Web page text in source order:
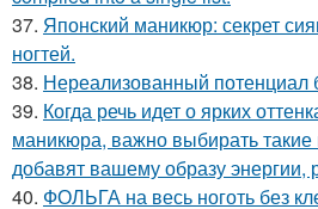
37. Японский маникюр: секрет
ногтей.
38. Нереализованный потенциал
39. Когда речь идет о ярких
маникюра, важно выбирать такие
добавят вашему образу энергии,
40. ФОЛЬГА на весь ноготь без